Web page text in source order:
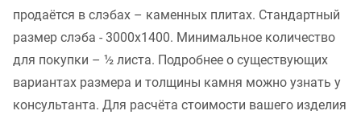
продаётся в слэбах – каменных плитах. Стандартный
размер слэба - 3000x1400. Минимальное количество
для покупки – ½ листа. Подробнее о существующих
вариантах размера и толщины камня можно узнать у
консультанта. Для расчёта стоимости вашего изделия